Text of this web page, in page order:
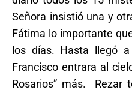
Señora insistió una y
Fátima lo importante
los días. Hasta llegó
Francisco entrara al
Rosarios” más. Rezar